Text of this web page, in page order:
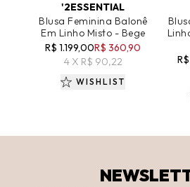
'2ESSENTIAL
Blusa Feminina Balonê
Em Linho Misto - Bege
R$ 1.199,00R$ 360,90
4 X R$ 90,22
WISHLIST